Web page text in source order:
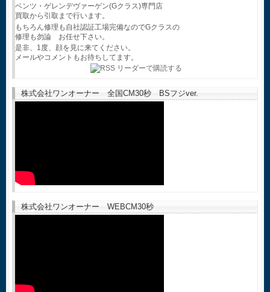
ベンツ・ゲレンデヴァーゲン(Gクラス)専門店
買取から引取まで行います。
もちろん修理も自社認証工場完備なのでGクラスの
修理も勿論 お任せ下さい。
是非、1度、顔を見に来てください。
メールやコメントもお待ちしてます。
株式会社ワンオーナー 全国CM30秒 BSフジver.
株式会社ワンオーナー WEBCM30秒